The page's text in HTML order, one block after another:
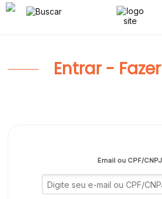
Entrar -
Email ou CPF/